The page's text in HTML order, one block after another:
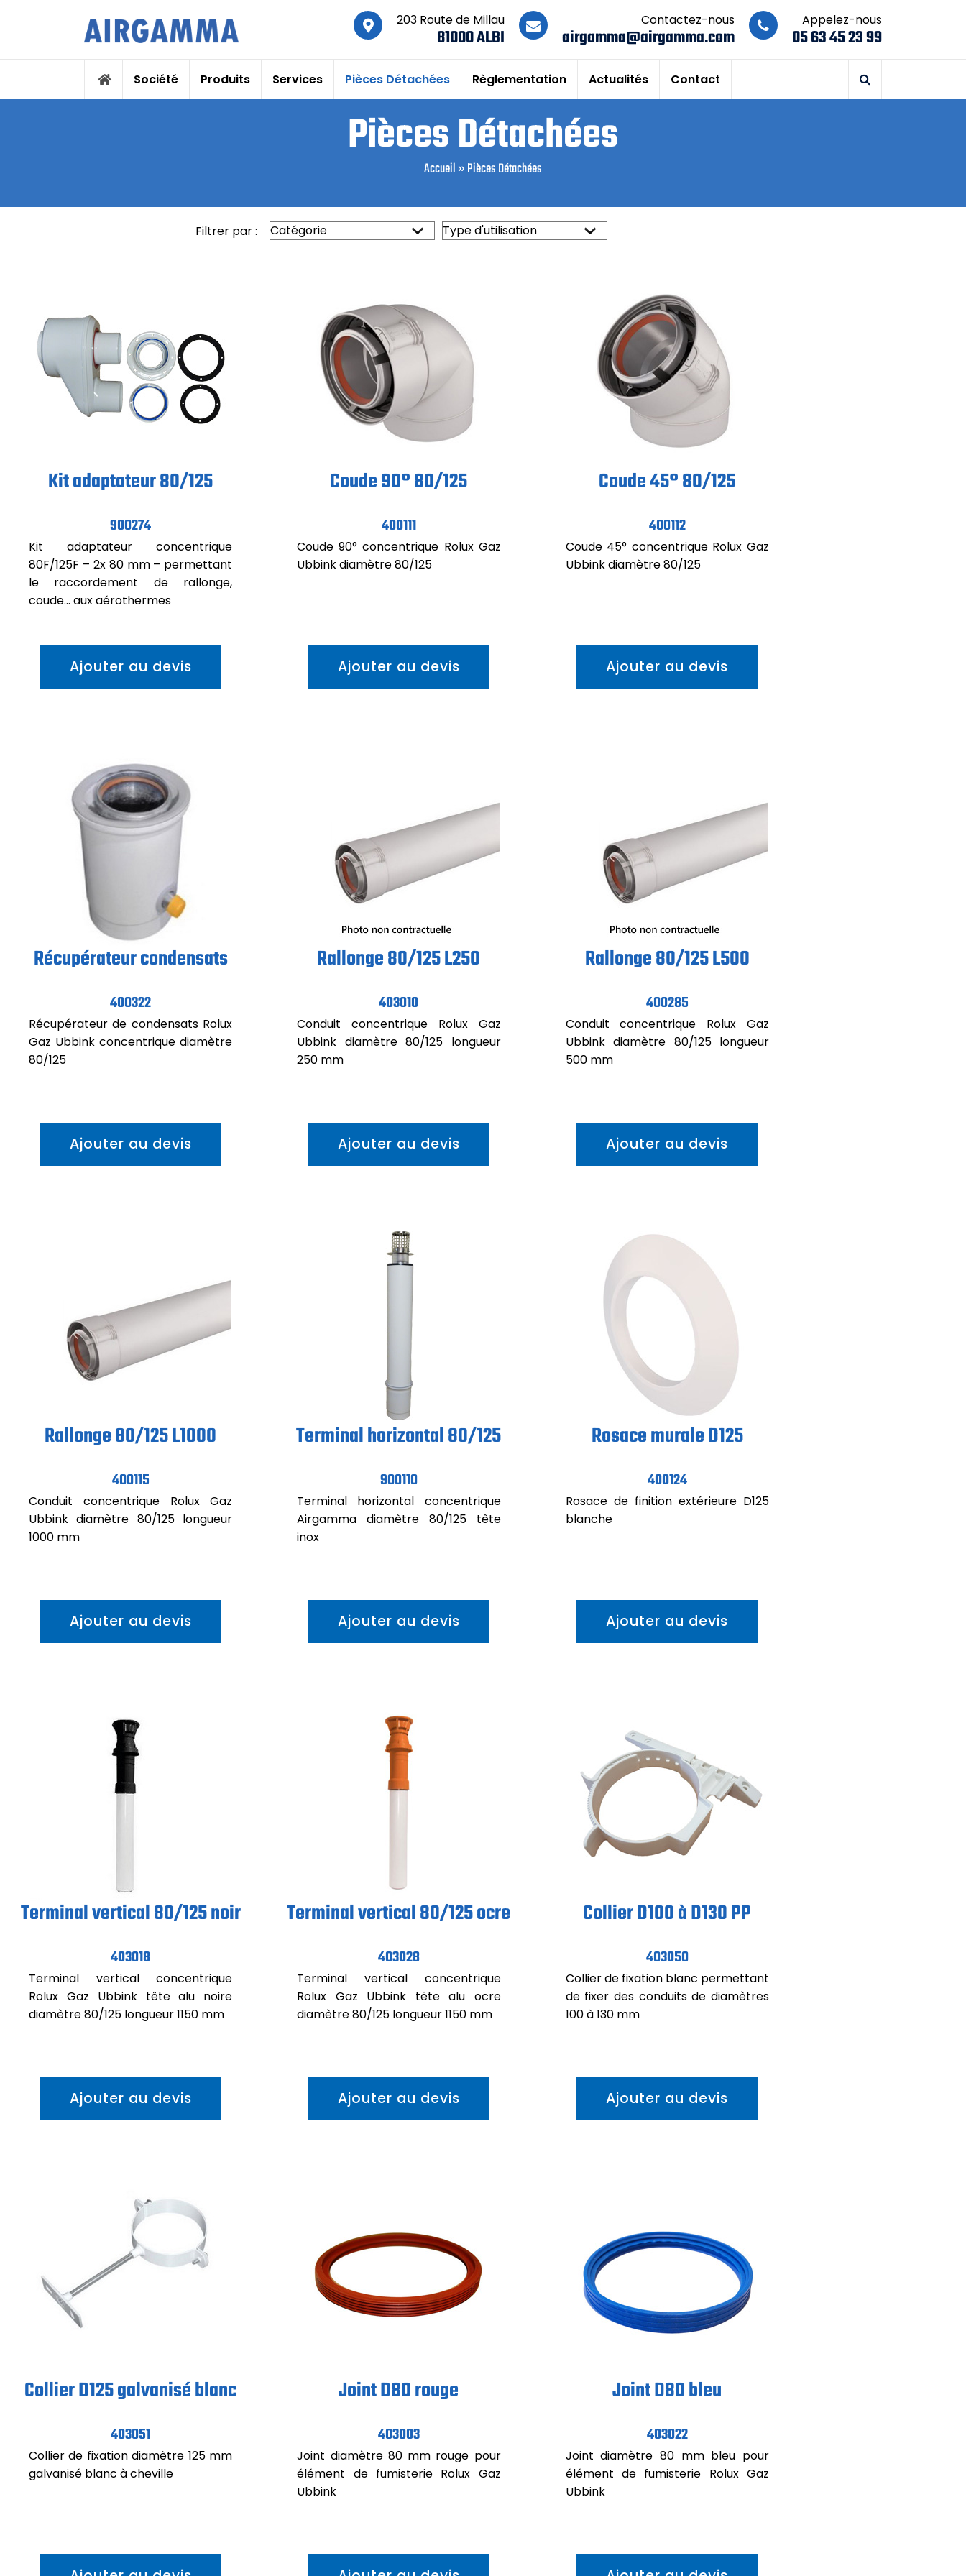
203 Route de Millau
81000 ALBI
Contactez-nous
airgamma@airgamma.com
Appelez-nous
05 63 45 23 99
Société Produits Services Pièces Détachées Règlementation Actualités Contact
Pièces Détachées
Accueil»Pièces Détachées
Kit adaptateur 80/125
900274
Kit adaptateur concentrique
80F/125F – 2x 80 mm – permettant
le raccordement de rallonge,
coude… aux aérothermes
Ajouter au devis
Coude 90° 80/125
400111
Coude 90° concentrique Rolux Gaz
Ubbink diamètre 80/125
Ajouter au devis
Coude 45° 80/125
400112
Coude 45° concentrique Rolux Gaz
Ubbink diamètre 80/125
Ajouter au devis
Récupérateur condensats
400322
Récupérateur de condensats Rolux
Gaz Ubbink concentrique diamètre
80/125
Ajouter au devis
Rallonge 80/125 L250
403010
Conduit concentrique Rolux Gaz
Ubbink diamètre 80/125 longueur
250 mm
Ajouter au devis
Rallonge 80/125 L500
400285
Conduit concentrique Rolux Gaz
Ubbink diamètre 80/125 longueur
500 mm
Ajouter au devis
Rallonge 80/125 L1000
400115
Conduit concentrique Rolux Gaz
Ubbink diamètre 80/125 longueur
1000 mm
Ajouter au devis
Terminal horizontal 80/125
900110
Terminal horizontal concentrique
Airgamma diamètre 80/125 tête
inox
Ajouter au devis
Rosace murale D125
400124
Rosace de finition extérieure D125
blanche
Ajouter au devis
Terminal vertical 80/125 noir
403018
Terminal vertical concentrique
Rolux Gaz Ubbink tête alu noire
diamètre 80/125 longueur 1150 mm
Ajouter au devis
Terminal vertical 80/125 ocre
403028
Terminal vertical concentrique
Rolux Gaz Ubbink tête alu ocre
diamètre 80/125 longueur 1150 mm
Ajouter au devis
Collier D100 à D130 PP
403050
Collier de fixation blanc permettant
de fixer des conduits de diamètres
100 à 130 mm
Ajouter au devis
Collier D125 galvanisé blanc
403051
Collier de fixation diamètre 125 mm
galvanisé blanc à cheville
Joint D80 rouge
403003
Joint diamètre 80 mm rouge pour
élément de fumisterie Rolux Gaz
Ubbink
Joint D80 bleu
403022
Joint diamètre 80 mm bleu pour
élément de fumisterie Rolux Gaz
Ubbink